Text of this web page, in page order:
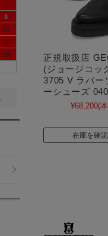
正規取扱店
(ジョージコッ
3705 V ラバー
ーシューズ
¥68,200(
在庫を確
1
8
15
22
29